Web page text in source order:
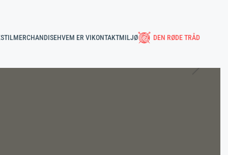
MERCHANDISEHVEM ER VIKONTAKTMILJØ DEN RØDE TRÅD